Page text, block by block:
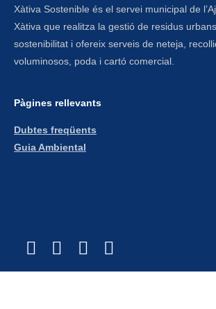
Xàtiva Sostenible és el servei municipal de
Xàtiva que realitza la gestió de residus
sostenibilitat i ofereix serveis de neteja,
voluminosos, poda i cartó comercial.
Pàgines rellevants​
Dubtes freqüents
Guia Ambiental